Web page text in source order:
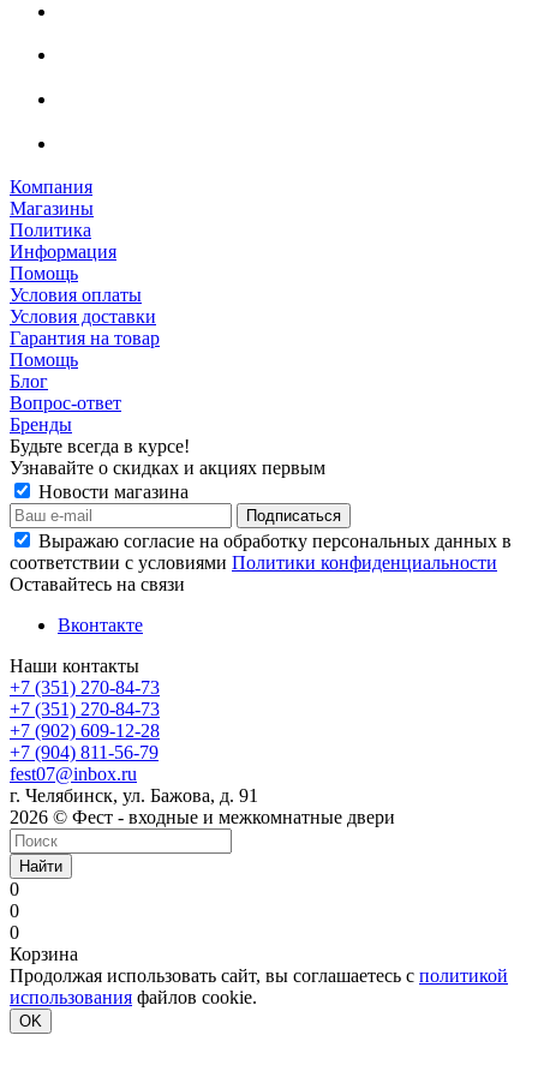
Компания
Магазины
Политика
Информация
Помощь
Условия оплаты
Условия доставки
Гарантия на товар
Помощь
Блог
Вопрос-ответ
Бренды
Будьте всегда в курсе!
Узнавайте о скидках и акциях первым
Новости магазина
Выражаю согласие на обработку персональных данных в
соответствии с условиями Политики конфиденциальности
Оставайтесь на связи
Вконтакте
Наши контакты
+7 (351) 270-84-73
+7 (351) 270-84-73
+7 (902) 609-12-28
+7 (904) 811-56-79
fest07@inbox.ru
г. Челябинск, ул. Бажова, д. 91
2026 © Фест - входные и межкомнатные двери
Найти
0
0
0
Корзина
Продолжая использовать сайт, вы соглашаетесь с политикой
использования файлов cookie.
OK